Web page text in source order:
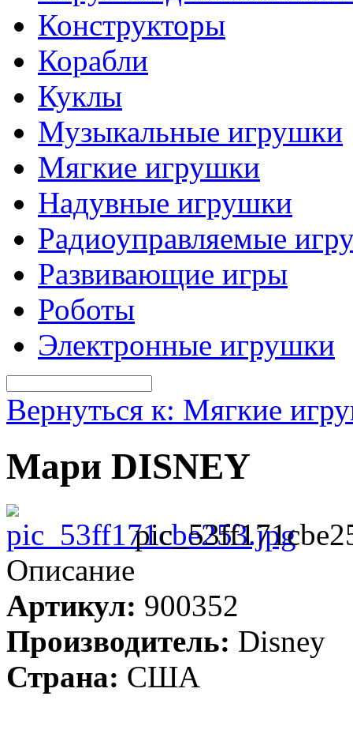
Конструкторы
Корабли
Куклы
Музыкальные игрушки
Мягкие игрушки
Надувные игрушки
Радиоуправляемые
Развивающие игры
Роботы
Электронные игрушки
Вернуться к: Мягкие
Мари DISNEY
Описание
Артикул: 900352
Производитель: Disney
Страна: США